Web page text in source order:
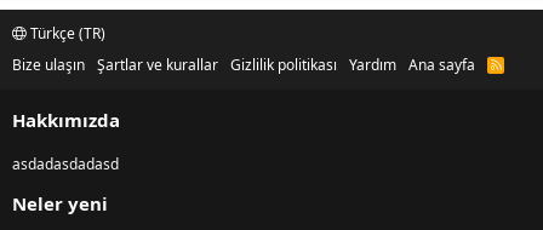
Türkçe (TR)
Bize ulaşın Şartlar ve kurallar Gizlilik politikası Yardım Ana sayfa
R
Hakkımızda
asdadasdadasd
Neler yeni